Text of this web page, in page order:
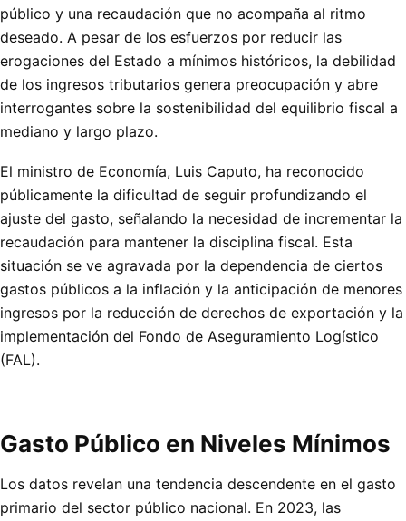
público y una recaudación que no acompaña al ritmo
deseado. A pesar de los esfuerzos por reducir las
erogaciones del Estado a mínimos históricos, la debilidad
de los ingresos tributarios genera preocupación y abre
interrogantes sobre la sostenibilidad del equilibrio fiscal a
mediano y largo plazo.
El ministro de Economía, Luis Caputo, ha reconocido
públicamente la dificultad de seguir profundizando el
ajuste del gasto, señalando la necesidad de incrementar la
recaudación para mantener la disciplina fiscal. Esta
situación se ve agravada por la dependencia de ciertos
gastos públicos a la inflación y la anticipación de menores
ingresos por la reducción de derechos de exportación y la
implementación del Fondo de Aseguramiento Logístico
(FAL).
Gasto Público en Niveles Mínimos
Los datos revelan una tendencia descendente en el gasto
primario del sector público nacional. En 2023, las